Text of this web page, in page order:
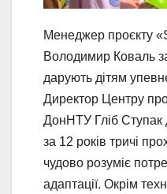
Менеджер проєкту
Володимир Коваль
дарують дітям
Директор Центру
ДонНТУ Гліб Ступак
за 12 років тричі
чудово розуміє
адаптації. Окрім